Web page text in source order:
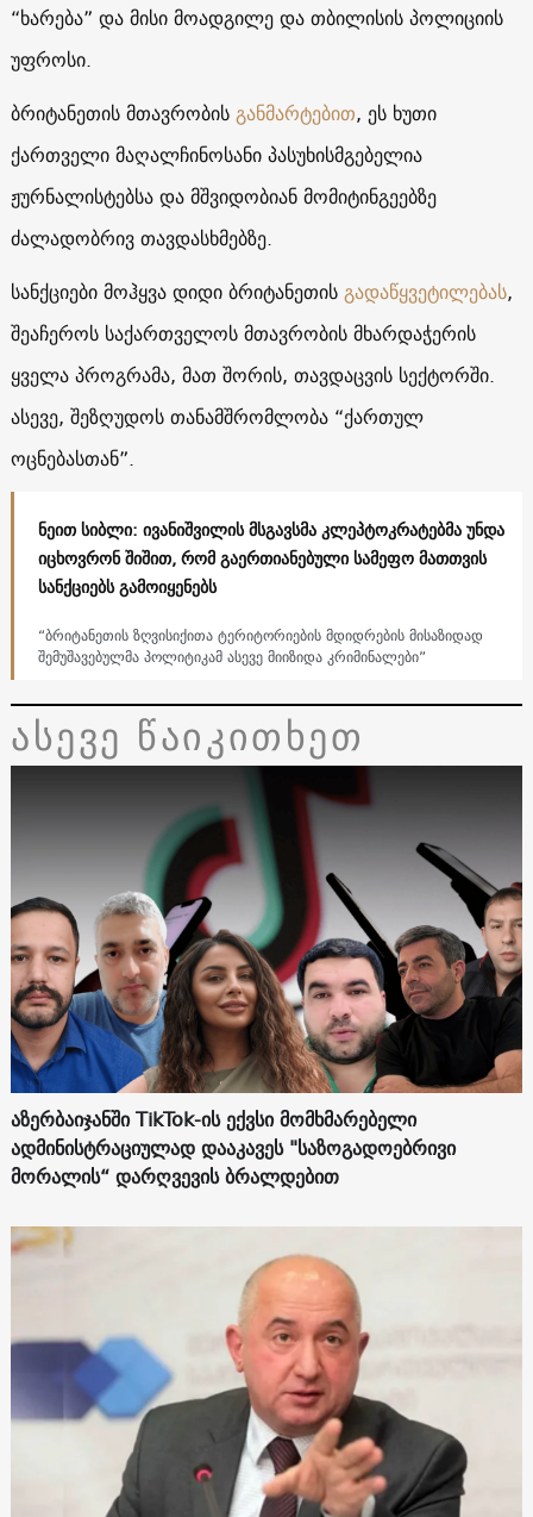
“ხარება” და მისი მოადგილე და თბილისის პოლიციის
უფროსი.
ბრიტანეთის მთავრობისგანმარტებით, ეს ხუთი
ქართველი მაღალჩინოსანი პასუხისმგებელია
ჟურნალისტებსა და მშვიდობიან მომიტინგეებზე
ძალადობრივ თავდასხმებზე.
სანქციები მოჰყვა დიდი ბრიტანეთისგადაწყვეტილებას,
შეაჩეროს საქართველოს მთავრობის მხარდაჭერის
ყველა პროგრამა, მათ შორის, თავდაცვის სექტორში.
ასევე, შეზღუდოს თანამშრომლობა “ქართულ
ოცნებასთან”.
ნეით სიბლი: ივანიშვილის მსგავსმა კლეპტოკრატებმა უნდა
იცხოვრონ შიშით, რომ გაერთიანებული სამეფო მათთვის
სანქციებს გამოიყენებს
“ბრიტანეთის ზღვისიქითა ტერიტორიების მდიდრების მისაზიდად
შემუშავებულმა პოლიტიკამ ასევე მიიზიდა კრიმინალები”
ასევე წაიკითხეთ
აზერბაიჯანში TikTok-ის ექვსი მომხმარებელი
ადმინისტრაციულად დააკავეს "საზოგადოებრივი
მორალის“ დარღვევის ბრალდებით